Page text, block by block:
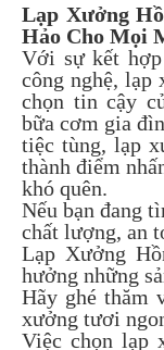
Lạp Xưởng
Hảo Cho Mọi
Với sự kết hợp
công nghệ, lạp
chọn tin cậy
bữa cơm gia
tiệc tùng, lạp
thành điểm
khó quên.
Nếu bạn đang
chất lượng, an
Lạp Xưởng
hưởng những
Hãy ghé thăm
xưởng tươi
Việc chọn lạp